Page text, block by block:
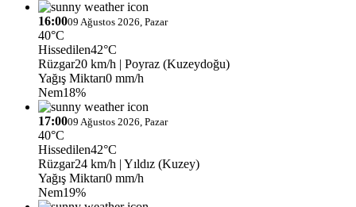
16:0009 Ağustos 2026, Pazar
40°C
Hissedilen42°C
Rüzgar20 km/h | Poyraz (Kuzeydoğu)
Yağış Miktarı0 mm/h
Nem18%
17:0009 Ağustos 2026, Pazar
40°C
Hissedilen42°C
Rüzgar24 km/h | Yıldız (Kuzey)
Yağış Miktarı0 mm/h
Nem19%